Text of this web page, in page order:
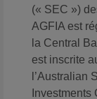
(« SEC »)
AGFIA est
la Central
est inscrite
l’Australian
Investments